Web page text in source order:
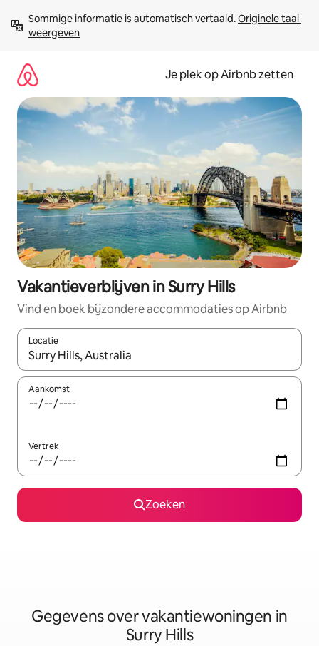
direct
naar
Sommige informatie is automatisch vertaald. Originele taal
weergeven
Je plek op Airbnb zetten
Vakantieverblijven in Surry Hills
Vind en boek bijzondere accommodaties op Airbnb
Locatie
Wanneer er resultaten beschikbaar zijn, maak je een keuze
Aankomst
Vertrek
Zoeken
Gegevens over vakantiewoningen in
Surry Hills